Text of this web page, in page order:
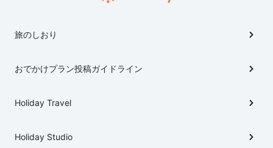
旅のしおり
おでかけプラン投稿ガイドライン
Holiday Travel
Holiday Studio